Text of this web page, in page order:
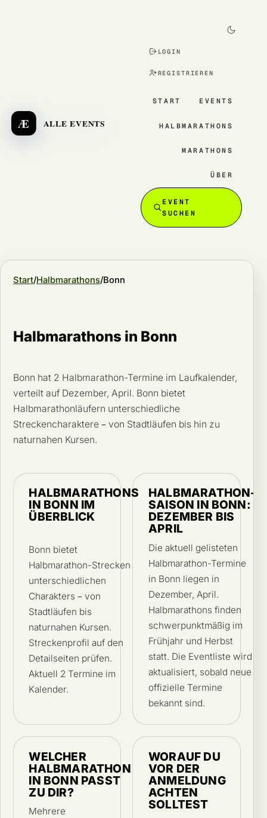
Æ ALLE EVENTS
LOGIN
REGISTRIEREN
START EVENTS
HALBMARATHONS
MARATHONS
ÜBER
EVENT
SUCHEN
Start Halbmarathons Bonn
Halbmarathons in Bonn
Bonn hat 2 Halbmarathon-Termine im Laufkalender,
verteilt auf Dezember, April. Bonn bietet
Halbmarathonläufern unterschiedliche
Streckencharaktere – von Stadtläufen bis hin zu
naturnahen Kursen.
HALBMARATHONS
IN BONN IM
ÜBERBLICK
Bonn bietet
Halbmarathon-Strecken
unterschiedlichen
Charakters – von
Stadtläufen bis
naturnahen Kursen.
Streckenprofil auf den
Detailseiten prüfen.
Aktuell 2 Termine im
Kalender.
HALBMARATHON-
SAISON IN BONN:
DEZEMBER BIS
APRIL
Die aktuell gelisteten
Halbmarathon-Termine
in Bonn liegen in
Dezember, April.
Halbmarathons finden
schwerpunktmäßig im
Frühjahr und Herbst
statt. Die Eventliste wird
aktualisiert, sobald neue
offizielle Termine
bekannt sind.
WELCHER
HALBMARATHON
IN BONN PASST
ZU DIR?
Mehrere
WORAUF DU
VOR DER
ANMELDUNG
ACHTEN
SOLLTEST